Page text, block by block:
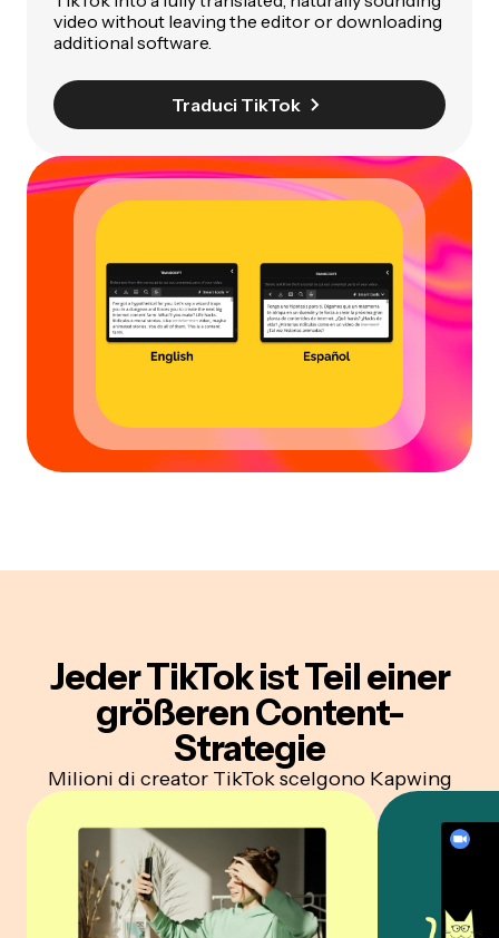
video without leaving the editor or downloading
additional software.
Traduci TikTok
Jeder TikTok ist Teil einer
größeren Content-
Strategie
Milioni di creator TikTok scelgono Kapwing